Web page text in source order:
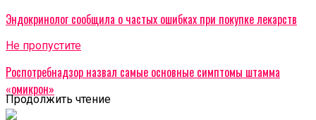
Эндокринолог сообщила о частых ошибках при покупке лекарств
Не пропустите
Роспотребнадзор назвал самые основные симптомы штамма
«омикрон»
Продолжить чтение